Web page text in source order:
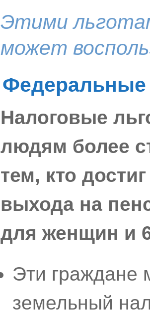
Эт­ими
может
Федеральные
Налоговые
людям более
тем, кто
выхода на
для же­нщин и
Эти гра­ждане
земельный